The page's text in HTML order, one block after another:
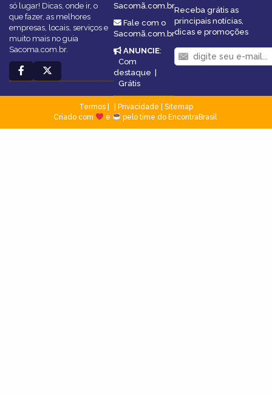
só lugar! Dicas, onde ir, o
que fazer, as melhores
empresas, locais, serviços e
muito mais no guia
Sacoma.com.br.
Sacomã.com.br
Fale com o
Sacomã.com.br
ANUNCIE:
Com
destaque |
Grátis
Receba grátis as
principais notícias,
dicas e promoções
Termos Privacidade
Sitemap
Criado com
e pelo time do EncontraBrasil